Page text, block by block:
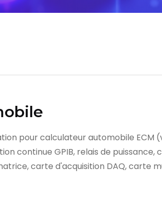
pour calculateur automobile ECM
continue GPIB, relais de
carte d'acquisition DAQ, carte